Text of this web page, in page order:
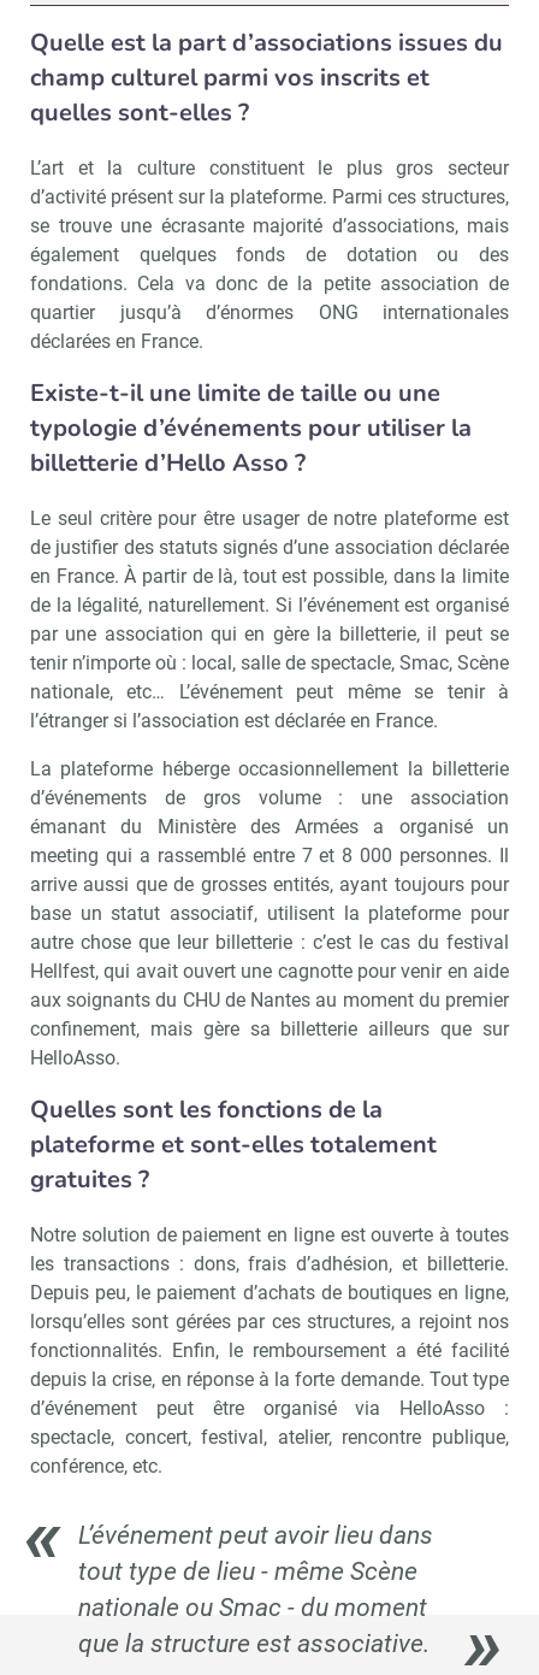
Quelle est la part d’associations issues du
champ culturel parmi vos inscrits et
quelles sont-elles ?
L’art et la culture constituent le plus gros secteur
d’activité présent sur la plateforme. Parmi ces structures,
se trouve une écrasante majorité d’associations, mais
également quelques fonds de dotation ou des
fondations. Cela va donc de la petite association de
quartier jusqu’à d’énormes ONG internationales
déclarées en France.
Existe-t-il une limite de taille ou une
typologie d’événements pour utiliser la
billetterie d’Hello Asso ?
Le seul critère pour être usager de notre plateforme est
de justifier des statuts signés d’une association déclarée
en France. À partir de là, tout est possible, dans la limite
de la légalité, naturellement. Si l’événement est organisé
par une association qui en gère la billetterie, il peut se
tenir n’importe où : local, salle de spectacle, Smac, Scène
nationale, etc… L’événement peut même se tenir à
l’étranger si l’association est déclarée en France.
La plateforme héberge occasionnellement la billetterie
d’événements de gros volume : une association
émanant du Ministère des Armées a organisé un
meeting qui a rassemblé entre 7 et 8 000 personnes. Il
arrive aussi que de grosses entités, ayant toujours pour
base un statut associatif, utilisent la plateforme pour
autre chose que leur billetterie : c’est le cas du festival
Hellfest, qui avait ouvert une cagnotte pour venir en aide
aux soignants du CHU de Nantes au moment du premier
confinement, mais gère sa billetterie ailleurs que sur
HelloAsso.
Quelles sont les fonctions de la
plateforme et sont-elles totalement
gratuites ?
Notre solution de paiement en ligne est ouverte à toutes
les transactions : dons, frais d’adhésion, et billetterie.
Depuis peu, le paiement d’achats de boutiques en ligne,
lorsqu’elles sont gérées par ces structures, a rejoint nos
fonctionnalités. Enfin, le remboursement a été facilité
depuis la crise, en réponse à la forte demande. Tout type
d’événement peut être organisé via HelloAsso :
spectacle, concert, festival, atelier, rencontre publique,
conférence, etc.
L’événement peut avoir lieu dans
tout type de lieu - même Scène
nationale ou Smac - du moment
que la structure est associative.